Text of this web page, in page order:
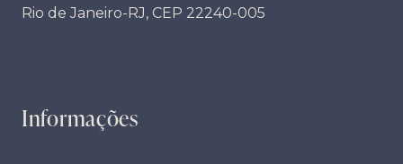
Rio de Janeiro-RJ, CEP 22240-005
Informações